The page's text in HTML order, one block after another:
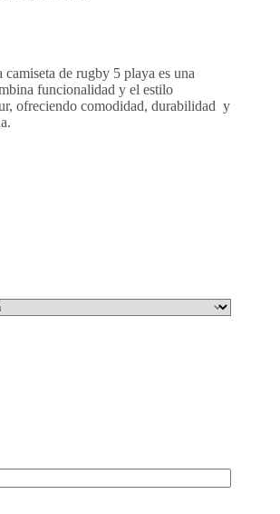
de rugby 5 playa es una
funcionalidad y el estilo
ofreciendo comodidad, durabilidad y